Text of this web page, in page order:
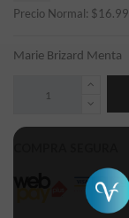
Precio Normal: $
Marie Brizard Menta